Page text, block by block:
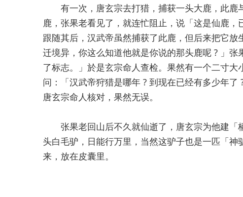
有一次，唐玄宗去打猎，捕获一头大鹿，此鹿
鹿，张果老看见了，就连忙阻止，说「这是仙鹿
跟随其后，汉武帝虽然捕获了此鹿，但后来把它
迁境异，你这么知道他就是你说的那头鹿呢 ? 」
了标志。」於是玄宗命人查检。果然有一个二寸
问：「汉武帝狩猎是哪年 ? 到现在已经有多少年了
唐玄宗命人核对，果然无误。
张果老回山后不久就仙逝了，唐玄宗为他建「
头白毛驴，日能行万里，当然这驴子也是一匹「
来，放在皮囊里。